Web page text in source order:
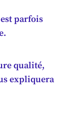
parfois
qualité,
expliquera